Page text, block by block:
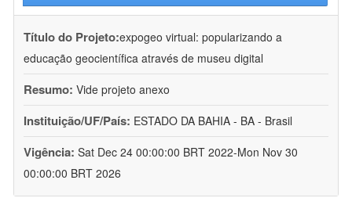
Título do Projeto:expogeo virtual: popularizando a
educação geocientífica através de museu digital
Resumo: Vide projeto anexo
Instituição/UF/País: ESTADO DA BAHIA - BA - Brasil
Vigência: Sat Dec 24 00:00:00 BRT 2022-Mon Nov 30
00:00:00 BRT 2026